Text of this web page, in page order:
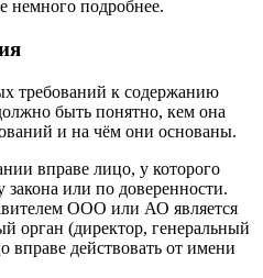
немного подробнее.
требований к содержанию
быть понятно, кем она
и на чём они основаны.
вправе лицо, у которого
закона или по доверенности.
ООО или АО является
орган (директор, генеральный
вправе действовать от имени